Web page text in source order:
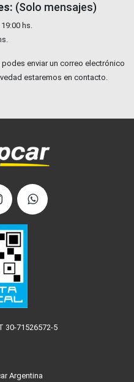
(Solo mensajes)
hs.
enviar un correo electrónico
estaremos en contacto.
30-71526572-5
Argentina